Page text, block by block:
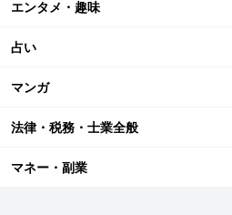
エンタメ・趣味
占い
マンガ
法律・税務・士業全般
マネー・副業